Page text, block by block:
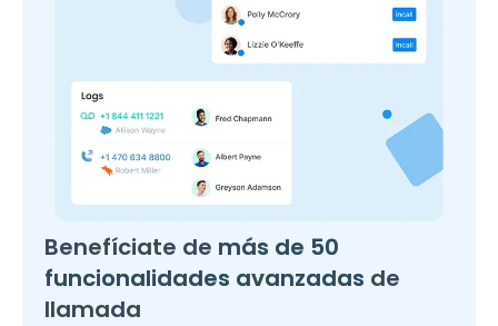
Benefíciate de más de 50
funcionalidades avanzadas de
llamada